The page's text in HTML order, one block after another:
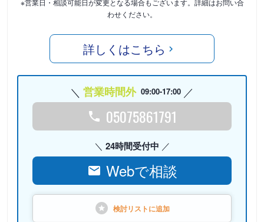
※営業日・相談可能日が変更となる場合もございます。詳細はお問い合
わせください。
詳しくはこちら
営業時間外 09:00-17:00
05075861791
24時間受付中
Webで相談
検討リストに追加